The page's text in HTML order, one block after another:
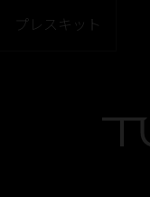
プレスキット